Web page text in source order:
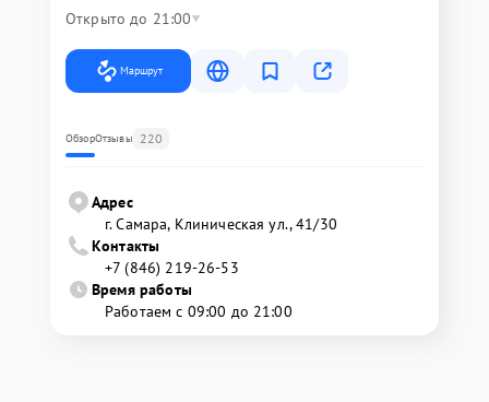
Открыто до 21:00
Маршрут
ОбзорОтзывы 220
Адрес
г. Самара, Клиническая ул., 41/30
Контакты
+7 (846) 219-26-53
Время работы
Работаем с 09:00 до 21:00